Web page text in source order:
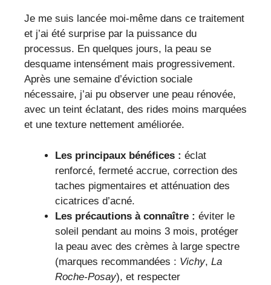
Je me suis lancée moi-même dans ce traitement
et j’ai été surprise par la puissance du
processus. En quelques jours, la peau se
desquame intensément mais progressivement.
Après une semaine d’éviction sociale
nécessaire, j’ai pu observer une peau rénovée,
avec un teint éclatant, des rides moins marquées
et une texture nettement améliorée.
Les principaux bénéfices : éclat
renforcé, fermeté accrue, correction des
taches pigmentaires et atténuation des
cicatrices d’acné.
Les précautions à connaître : éviter le
soleil pendant au moins 3 mois, protéger
la peau avec des crèmes à large spectre
(marques recommandées : Vichy, La
Roche-Posay), et respecter